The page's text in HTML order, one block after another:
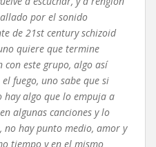
por el sonido
de 21st century schizoid
quiere que termine
este grupo, algo así
fuego, uno sabe que si
hay algo que lo empuja a
algunas canciones y lo
hay punto medio, amor y
tiempo y en el mismo